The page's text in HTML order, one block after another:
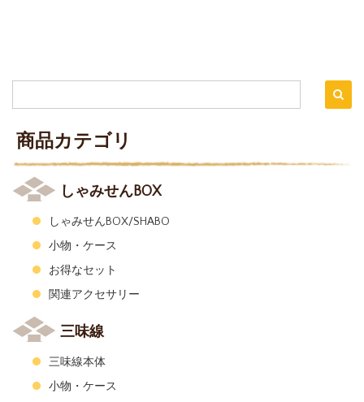
商品カテゴリ
しゃみせんBOX
しゃみせんBOX/SHABO
小物・ケース
お得なセット
関連アクセサリー
三味線
三味線本体
小物・ケース